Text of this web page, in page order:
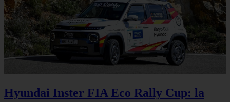
Hyundai Inster FIA Eco Rally Cup: la